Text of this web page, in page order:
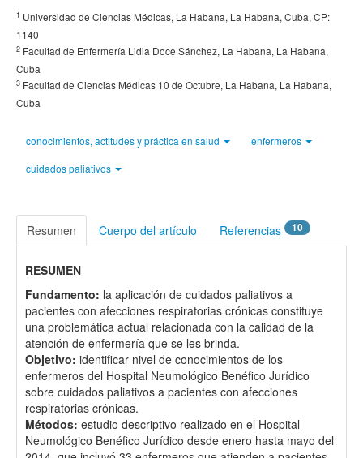
1 Universidad de Ciencias Médicas, La Habana, La Habana, Cuba, CP:
1140
2 Facultad de Enfermería Lidia Doce Sánchez, La Habana, La Habana,
Cuba
3 Facultad de Ciencias Médicas 10 de Octubre, La Habana, La Habana,
Cuba
conocimientos, actitudes y práctica en salud
enfermeros
cuidados paliativos
Resumen Cuerpo del artículo Referencias 10
RESUMEN
Fundamento: la aplicación de cuidados paliativos a
pacientes con afecciones respiratorias crónicas constituye
una problemática actual relacionada con la calidad de la
atención de enfermería que se les brinda.
Objetivo: identificar nivel de conocimientos de los
enfermeros del Hospital Neumológico Benéfico Jurídico
sobre cuidados paliativos a pacientes con afecciones
respiratorias crónicas.
Métodos: estudio descriptivo realizado en el Hospital
Neumológico Benéfico Jurídico desde enero hasta mayo del